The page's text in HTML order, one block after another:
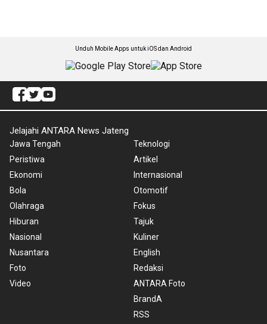
Unduh Mobile Apps untuk iOS dan Android
Jelajahi ANTARA News Jateng
Jawa Tengah
Peristiwa
Ekonomi
Bola
Olahraga
Hiburan
Nasional
Nusantara
Foto
Video
Teknologi
Artikel
Internasional
Otomotif
Fokus
Tajuk
Kuliner
English
Redaksi
ANTARA Foto
BrandA
RSS